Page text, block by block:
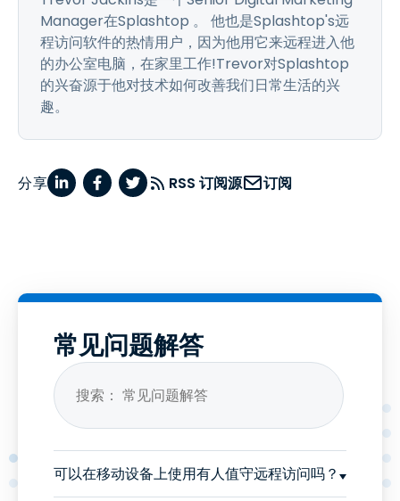
Manager在Splashtop 。 他也是Splashtop's远
程访问软件的热情用户，因为他用它来远程进入他
的办公室电脑，在家里工作!Trevor对Splashtop
的兴奋源于他对技术如何改善我们日常生活的兴
趣。
分享 RSS 订阅源 订阅
常见问题解答
可以在移动设备上使用有人值守远程访问吗？